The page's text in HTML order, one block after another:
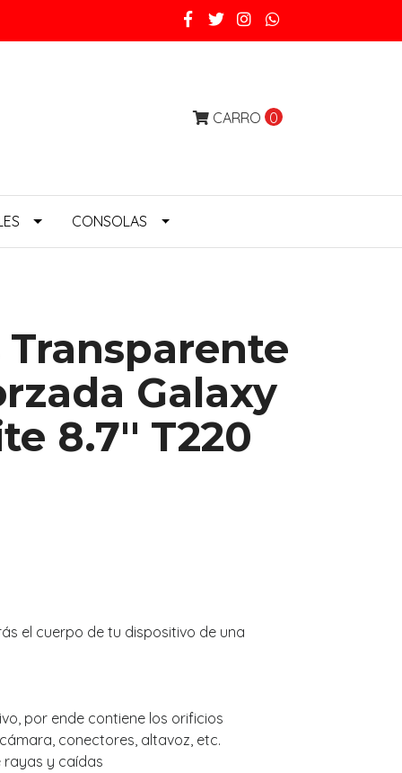
CARRO 0
CONSOLAS
Transparente
Galaxy
8.7'' T220
el cuerpo de tu dispositivo de una
por ende contiene los orificios
conectores, altavoz, etc.
rayas y caídas